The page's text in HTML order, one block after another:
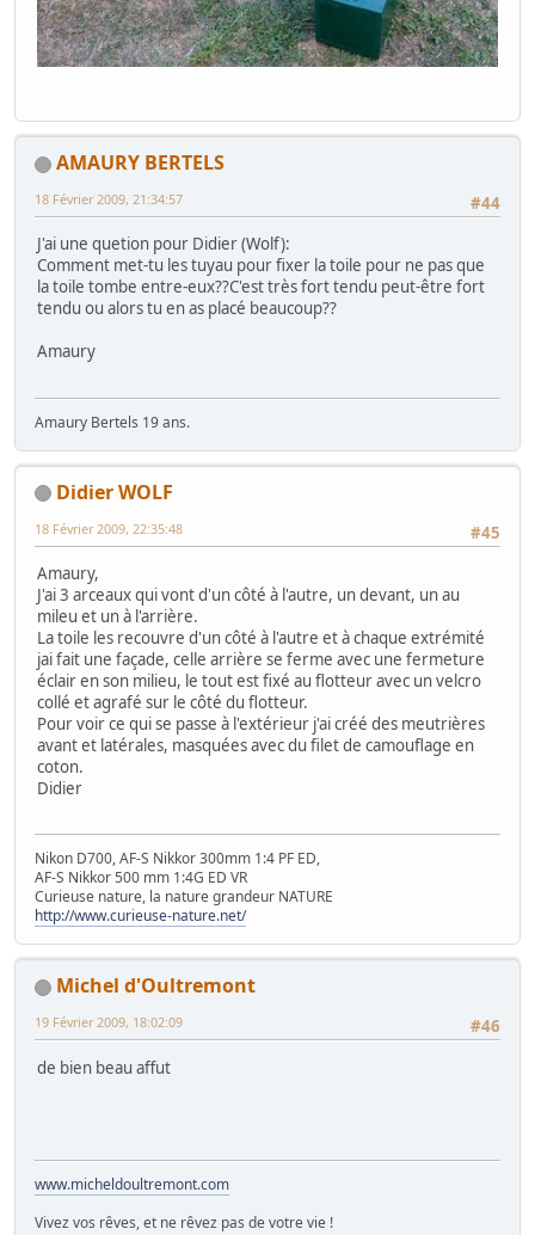
AMAURY BERTELS
#44
18 Février 2009, 21:34:57
J'ai une quetion pour Didier (Wolf):
Comment met-tu les tuyau pour fixer la toile pour ne pas que
la toile tombe entre-eux??C'est très fort tendu peut-être fort
tendu ou alors tu en as placé beaucoup??
Amaury
Amaury Bertels 19 ans.
Didier WOLF
#45
18 Février 2009, 22:35:48
Amaury,
J'ai 3 arceaux qui vont d'un côté à l'autre, un devant, un au
mileu et un à l'arrière.
La toile les recouvre d'un côté à l'autre et à chaque extrémité
jai fait une façade, celle arrière se ferme avec une fermeture
éclair en son milieu, le tout est fixé au flotteur avec un velcro
collé et agrafé sur le côté du flotteur.
Pour voir ce qui se passe à l'extérieur j'ai créé des meutrières
avant et latérales, masquées avec du filet de camouflage en
coton.
Didier
Nikon D700, AF-S Nikkor 300mm 1:4 PF ED,
AF-S Nikkor 500 mm 1:4G ED VR
Curieuse nature, la nature grandeur NATURE
http://www.curieuse-nature.net/
Michel d'Oultremont
#46
19 Février 2009, 18:02:09
de bien beau affut
www.micheldoultremont.com
Vivez vos rêves, et ne rêvez pas de votre vie !